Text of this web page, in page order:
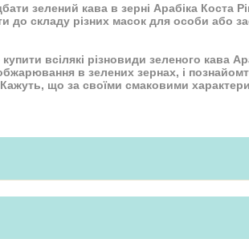
зелений кава в зерні Арабіка Коста
до складу різних масок для особи або
всілякі різновиди зеленого кава
в зелених зернах, і
що за своїми смаковими